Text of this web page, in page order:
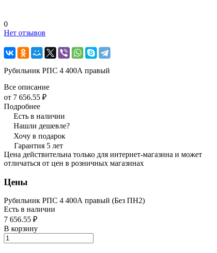
0
Нет отзывов
Рубильник РПС 4 400А правый
Все описание
от 7 656.55 ₽
Подробнее
Есть в наличии
Нашли дешевле?
Хочу в подарок
Гарантия 5 лет
Цена действительна только для интернет-магазина и может
отличаться от цен в розничных магазинах
Цены
Рубильник РПС 4 400А правый (Без ПН2)
Есть в наличии
7 656.55 ₽
В корзину